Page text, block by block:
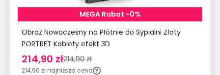
MEGA Rabat -0%
Obraz Nowoczesny na Płótnie do Sypialni Złoty
PORTRET Kobiety efekt 3D
214,90 zł214,90 zł
214,90 zł najniższa cena